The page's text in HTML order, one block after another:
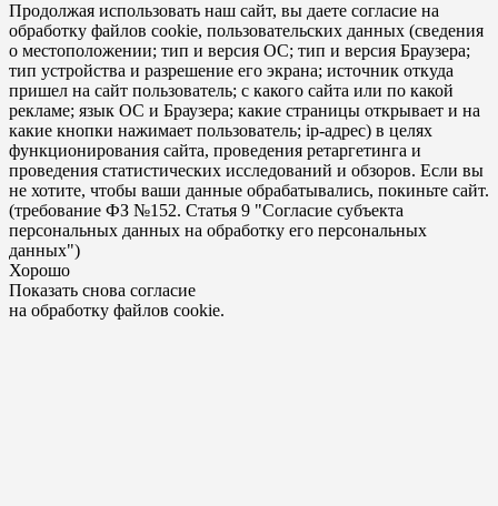
Продолжая использовать наш сайт, вы даете согласие на
обработку файлов cookie, пользовательских данных (сведения
о местоположении; тип и версия ОС; тип и версия Браузера;
тип устройства и разрешение его экрана; источник откуда
пришел на сайт пользователь; с какого сайта или по какой
рекламе; язык ОС и Браузера; какие страницы открывает и на
какие кнопки нажимает пользователь; ip-адрес) в целях
функционирования сайта, проведения ретаргетинга и
проведения статистических исследований и обзоров. Если вы
не хотите, чтобы ваши данные обрабатывались, покиньте сайт.
(требование ФЗ №152. Статья 9 "Согласие субъекта
персональных данных на обработку его персональных
данных")
Хорошо
Показать снова согласие
на обработку файлов cookie.